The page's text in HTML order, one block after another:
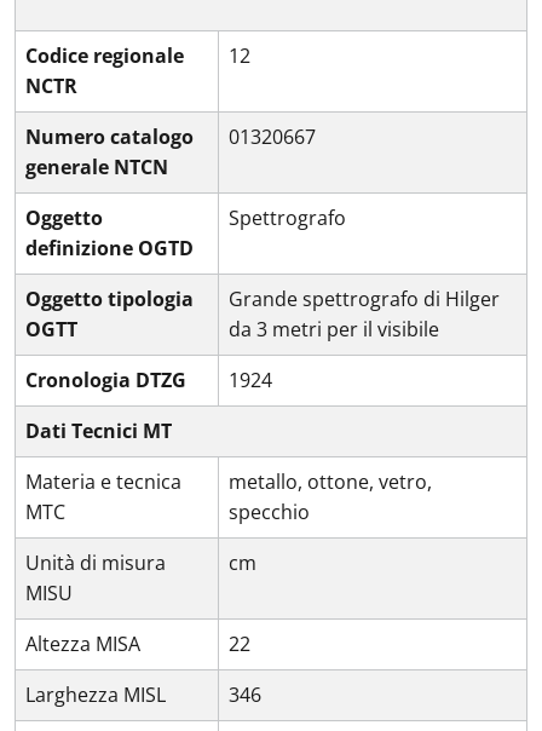
Codice regionale
NCTR
12
Numero catalogo
generale NTCN
01320667
Oggetto
definizione OGTD
Spettrografo
Oggetto tipologia
OGTT
Grande spettrografo di Hilger
da 3 metri per il visibile
Cronologia DTZG
1924
Dati Tecnici MT
Materia e tecnica
MTC
metallo, ottone, vetro,
specchio
Unità di misura
MISU
cm
Altezza MISA
22
Larghezza MISL
346